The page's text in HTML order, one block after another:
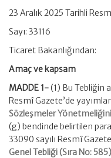
23 Aralık 2025 Tarihli
Sayı: 33116
Ticaret Bakanlığından:
Amaç ve kapsam
MADDE 1-(1) Bu Tebliğin
Resmî Gazete’de
Sözleşmeler
(g) bendinde belirtilen
33090 sayılı Resmî
Genel Tebliği (Sıra No: 585)